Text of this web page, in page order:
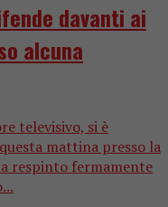
davanti ai
alcuna
televisivo, si è
mattina presso la
respinto fermamente